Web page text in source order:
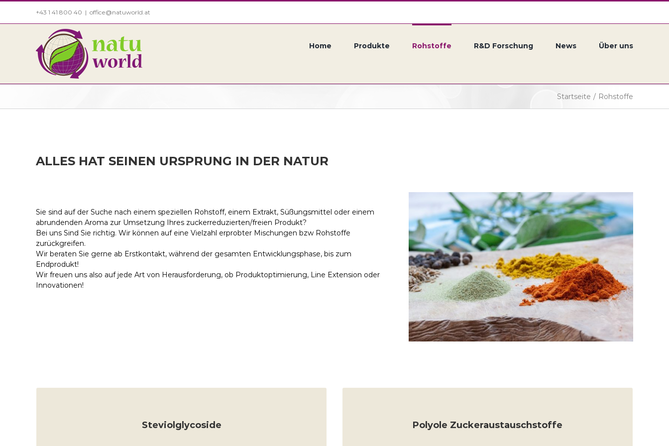
Zum
springen
+43 1 41 800 40 | office@natuworld.at
Home
Produkte Rohstoffe R&D Forschung News Über uns
Startseite / Rohstoffe
ALLES HAT SEINEN URSPRUNG IN DER NATUR
Sie sind auf der Suche nach einem speziellen Rohstoff, einem Extrakt, Süßungsmittel oder einem
abrundenden Aroma zur Umsetzung Ihres zuckerreduzierten/freien Produkt?
Bei uns Sind Sie richtig. Wir können auf eine Vielzahl erprobter Mischungen bzw Rohstoffe
zurückgreifen.
Wir beraten Sie gerne ab Erstkontakt, während der gesamten Entwicklungsphase, bis zum
Endprodukt!
Wir freuen uns also auf jede Art von Herausforderung, ob Produktoptimierung, Line Extension oder
Innovationen!
Steviolglycoside Polyole Zuckeraustauschstoffe